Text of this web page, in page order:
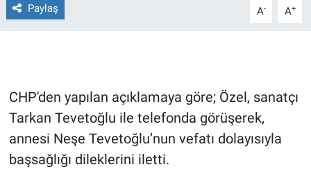
Paylaş A- A+
CHP'den yapılan açıklamaya göre; Özel, sanatçı
Tarkan Tevetoğlu ile telefonda görüşerek,
annesi Neşe Tevetoğlu’nun vefatı dolayısıyla
başsağlığı dileklerini iletti.
Gün Ortası
Gündem Özel
Günün görüntüsü